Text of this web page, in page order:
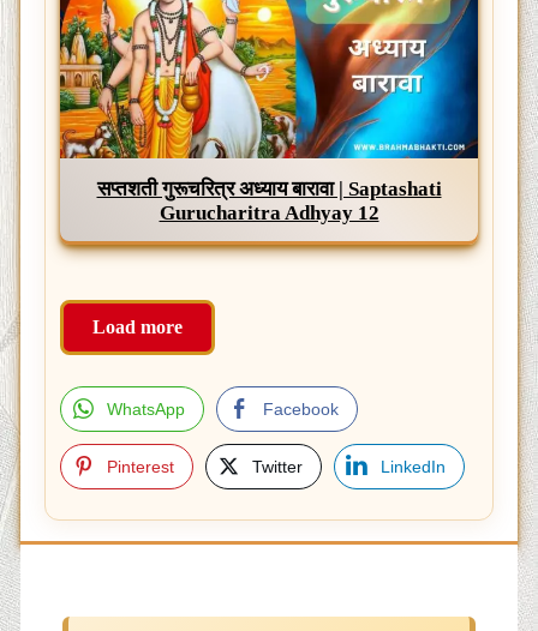
सप्तशती गुरूचरित्र अध्याय बारावा | Saptashati
Gurucharitra Adhyay 12
Load more
WhatsApp Facebook
Pinterest Twitter LinkedIn